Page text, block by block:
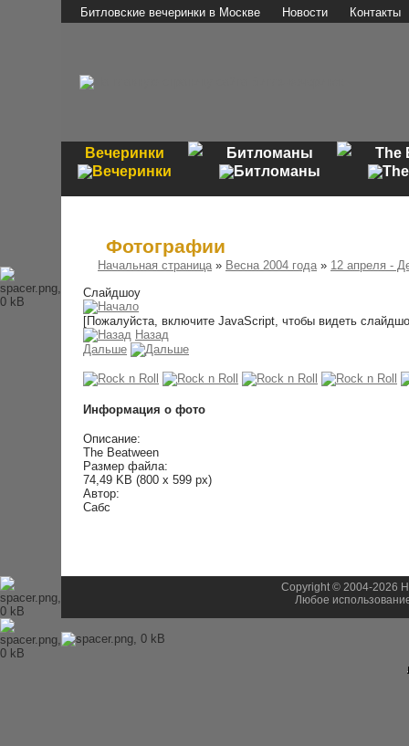
Битловские вечеринки в Москве Новости Контакты
Вечеринки Битломаны The
Фотографии
Начальная страница» Весна 2004 года» 12 апреля -
Слайдшоу
[Пожалуйста, включите JavaScript, чтобы видеть
Назад
Дальше
Информация о фото
Описание:
The Beatween
Размер файла:
74,49 KB (800 x 599 px)
Автор:
Сабс
Copyright © 2004-2026
Любое